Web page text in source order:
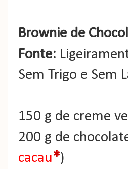
Brownie de
Fonte:
Sem Trigo e Sem
150 g de creme
200 g de
cacau*)